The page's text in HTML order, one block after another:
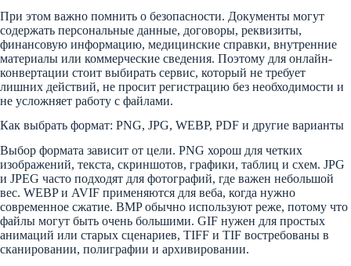
При этом важно помнить о безопасности. Документы могут
содержать персональные данные, договоры, реквизиты,
финансовую информацию, медицинские справки, внутренние
материалы или коммерческие сведения. Поэтому для онлайн-
конвертации стоит выбирать сервис, который не требует
лишних действий, не просит регистрацию без необходимости и
не усложняет работу с файлами.
Как выбрать формат: PNG, JPG, WEBP, PDF и другие варианты
Выбор формата зависит от цели. PNG хорош для четких
изображений, текста, скриншотов, графики, таблиц и схем. JPG
и JPEG часто подходят для фотографий, где важен небольшой
вес. WEBP и AVIF применяются для веба, когда нужно
современное сжатие. BMP обычно используют реже, потому что
файлы могут быть очень большими. GIF нужен для простых
анимаций или старых сценариев, TIFF и TIF востребованы в
сканировании, полиграфии и архивировании.